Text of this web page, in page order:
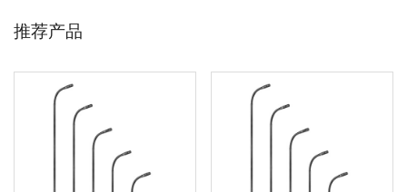
推荐产品